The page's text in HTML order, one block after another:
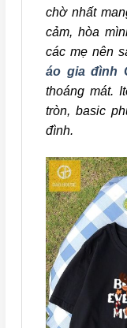
chờ nhất
cảm, hòa
các mẹ nên
áo gia đình
thoáng mát.
tròn, basic
đình.